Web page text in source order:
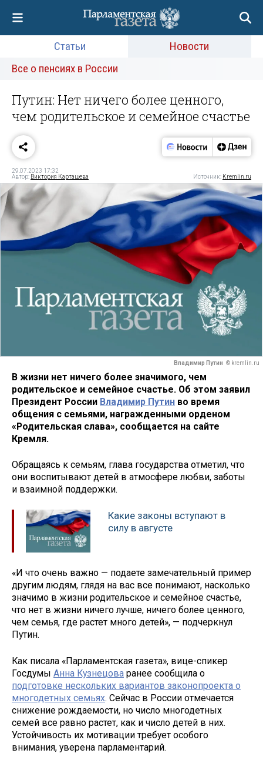
Статьи
Новости
Все о пенсиях в России
Путин: Нет ничего более ценного,
чем родительское и семейное счастье
29.07.2023 17:32
Автор: Виктория Карташева Источник: Kremlin.ru
Владимир Путин © kremlin.ru
В жизни нет ничего более значимого, чем
родительское и семейное счастье. Об этом заявил
Президент России Владимир Путин во время
общения с семьями, награжденными орденом
«Родительская слава», сообщается на сайте
Кремля.
Обращаясь к семьям, глава государства отметил, что
они воспитывают детей в атмосфере любви, заботы
и взаимной поддержки.
Какие законы вступают в
силу в августе
«И что очень важно — подаете замечательный пример
другим людям, глядя на вас все понимают, насколько
значимо в жизни родительское и семейное счастье,
что нет в жизни ничего лучше, ничего более ценного,
чем семья, где растет много детей», — подчеркнул
Путин.
Как писала «Парламентская газета», вице-спикер
Госдумы Анна Кузнецова ранее сообщила о
подготовке нескольких вариантов законопроекта о
многодетных семьях. Сейчас в России отмечается
снижение рождаемости, но число многодетных
семей все равно растет, как и число детей в них.
Устойчивость их мотивации требует особого
внимания, уверена парламентарий.